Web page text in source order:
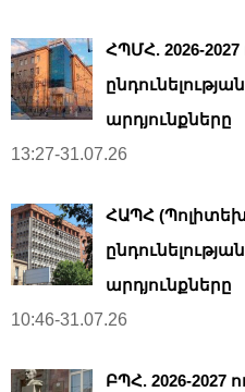
ՀՊՄՀ. 2026-
արդյունքները
13:27-31.07.26
ՀԱՊՀ
արդյունքները
10:46-31.07.26
ԲՊՀ. 2026-2027